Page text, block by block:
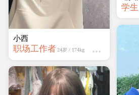
小西
职场工作者 24岁 / 174kg
学生